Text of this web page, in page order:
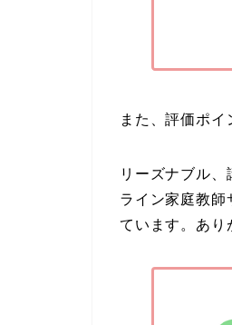
また、評価ポイ
リーズナブル
ライン家庭教師
ています。あり